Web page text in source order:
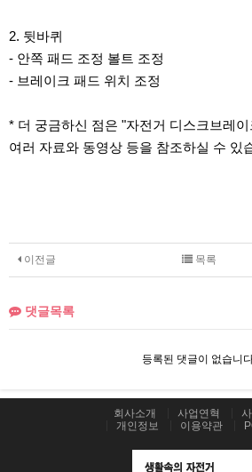
2. 뒷바퀴
- 안쪽 패드 조정 볼트 조정
- 브레이크 패드 위치 조정
* 더 궁금하신 점은 "자전거 디스크브레
여러 자료와 동영상 등을 참조하실 수 있
이전글 목록
댓글목록
등록된 댓글이 없습니
회사소개 사업연혁
개인정보
이용약관